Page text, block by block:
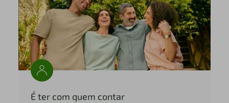
É ter com quem contar